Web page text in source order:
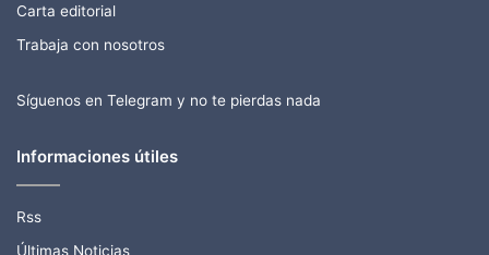
Carta editorial
Trabaja con nosotros
Síguenos en Telegram y no te pierdas nada
Informaciones útiles
Rss
Últimas Noticias